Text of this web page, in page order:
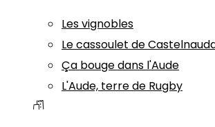
Les vignobles
Le cassoulet de
Ça bouge dans l'Aude
L'Aude, terre de Rugby